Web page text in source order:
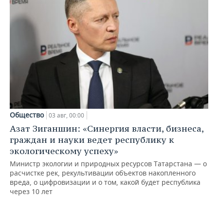
Общество 03 авг, 00:00
Азат Зиганшин: «Синергия власти, бизнеса,
граждан и науки ведет республику к
экологическому успеху»
Министр экологии и природных ресурсов Татарстана — о
расчистке рек, рекультивации объектов накопленного
вреда, о цифровизации и о том, какой будет республика
через 10 лет